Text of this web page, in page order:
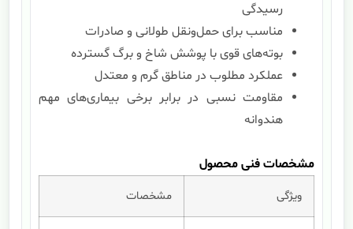
رسیدگی
مناسب برای حمل‌ونقل طولانی و صادرات
بوته‌های قوی با پوشش شاخ و برگ گسترده
عملکرد مطلوب در مناطق گرم و معتدل
مقاومت نسبی در برابر برخی بیماری‌های مهم
هندوانه
مشخصات فنی محصول
ویژگی مشخصات